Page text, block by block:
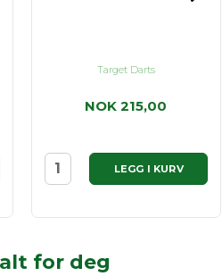
Target Darts
NOK 215,00
LEGG I KURV
for deg